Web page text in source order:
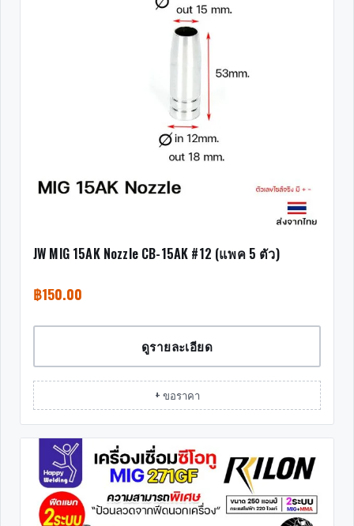
JW MIG 15AK Nozzle CB-15AK #12 (แพค 5 ตัว)
฿150.00
ดูรายละเอียด
+ ขอราคา